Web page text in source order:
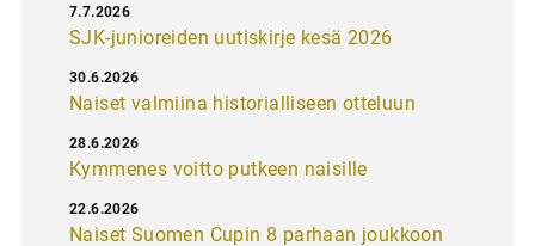
SJK-junioreiden uutiskirje kesä 2026
7.7.2026
Naiset valmiina historialliseen otteluun
30.6.2026
Kymmenes voitto putkeen naisille
28.6.2026
Naiset Suomen Cupin 8 parhaan joukkoon
22.6.2026